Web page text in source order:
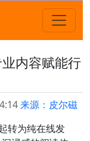
内容赋能行
来源：皮尔磁
转为纯在线发